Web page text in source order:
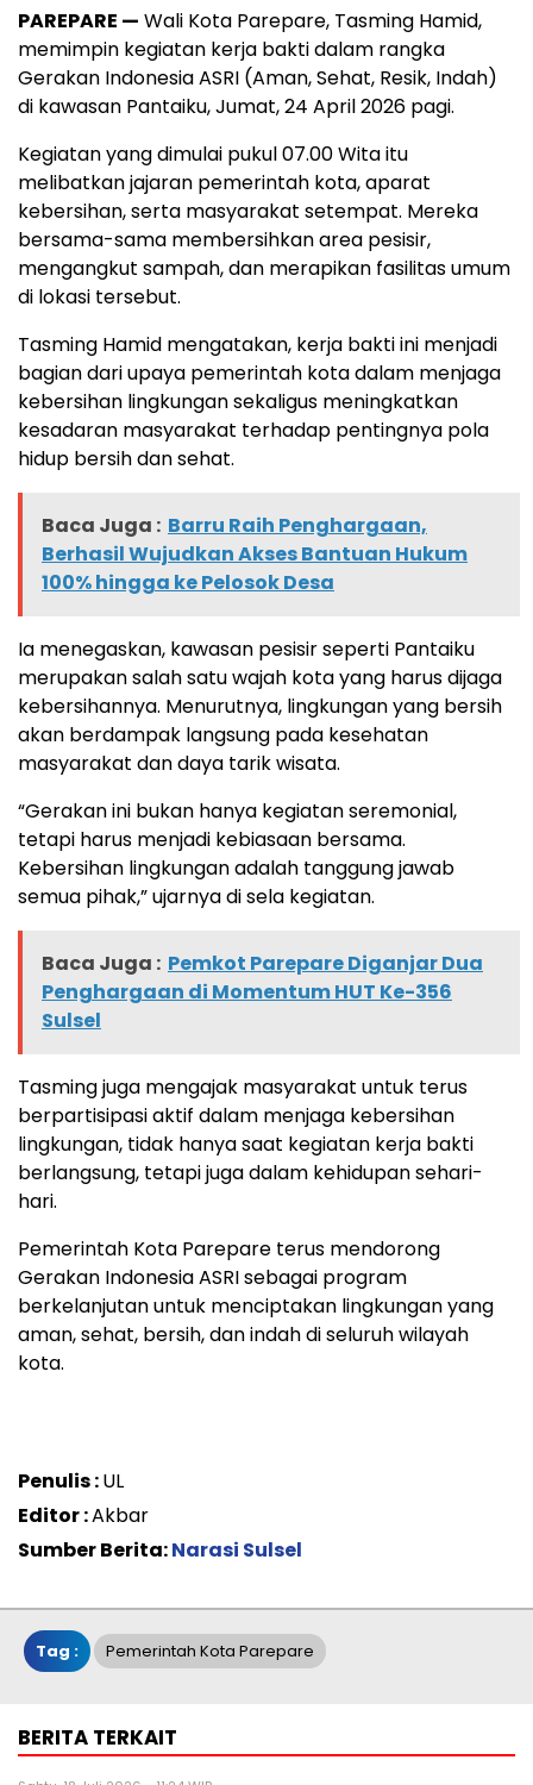
PAREPARE — Wali Kota Parepare, Tasming Hamid,
memimpin kegiatan kerja bakti dalam rangka
Gerakan Indonesia ASRI (Aman, Sehat, Resik, Indah)
di kawasan Pantaiku, Jumat, 24 April 2026 pagi.
Kegiatan yang dimulai pukul 07.00 Wita itu
melibatkan jajaran pemerintah kota, aparat
kebersihan, serta masyarakat setempat. Mereka
bersama-sama membersihkan area pesisir,
mengangkut sampah, dan merapikan fasilitas umum
di lokasi tersebut.
Tasming Hamid mengatakan, kerja bakti ini menjadi
bagian dari upaya pemerintah kota dalam menjaga
kebersihan lingkungan sekaligus meningkatkan
kesadaran masyarakat terhadap pentingnya pola
hidup bersih dan sehat.
Baca Juga : Barru Raih Penghargaan,
Berhasil Wujudkan Akses Bantuan Hukum
100% hingga ke Pelosok Desa
Ia menegaskan, kawasan pesisir seperti Pantaiku
merupakan salah satu wajah kota yang harus dijaga
kebersihannya. Menurutnya, lingkungan yang bersih
akan berdampak langsung pada kesehatan
masyarakat dan daya tarik wisata.
“Gerakan ini bukan hanya kegiatan seremonial,
tetapi harus menjadi kebiasaan bersama.
Kebersihan lingkungan adalah tanggung jawab
semua pihak,” ujarnya di sela kegiatan.
Baca Juga : Pemkot Parepare Diganjar Dua
Penghargaan di Momentum HUT Ke-356
Sulsel
Tasming juga mengajak masyarakat untuk terus
berpartisipasi aktif dalam menjaga kebersihan
lingkungan, tidak hanya saat kegiatan kerja bakti
berlangsung, tetapi juga dalam kehidupan sehari-
hari.
Pemerintah Kota Parepare terus mendorong
Gerakan Indonesia ASRI sebagai program
berkelanjutan untuk menciptakan lingkungan yang
aman, sehat, bersih, dan indah di seluruh wilayah
kota.
Penulis :UL
Editor :Akbar
Sumber Berita:Narasi Sulsel
Tag : Pemerintah Kota Parepare
BERITA TERKAIT